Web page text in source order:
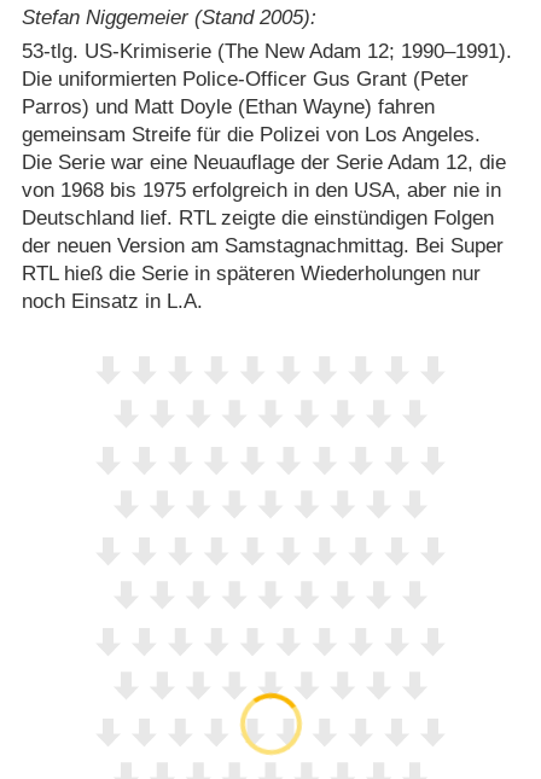
Stefan Niggemeier (Stand 2005):
53-tlg. US-Krimiserie (The New Adam 12; 1990⁠–⁠1991).
Die uniformierten Police-Officer Gus Grant (Peter
Parros) und Matt Doyle (Ethan Wayne) fahren
gemeinsam Streife für die Polizei von Los Angeles.
Die Serie war eine Neuauflage der Serie Adam 12, die
von 1968 bis 1975 erfolgreich in den USA, aber nie in
Deutschland lief. RTL zeigte die einstündigen Folgen
der neuen Version am Samstagnachmittag. Bei Super
RTL hieß die Serie in späteren Wiederholungen nur
noch Einsatz in L.A.